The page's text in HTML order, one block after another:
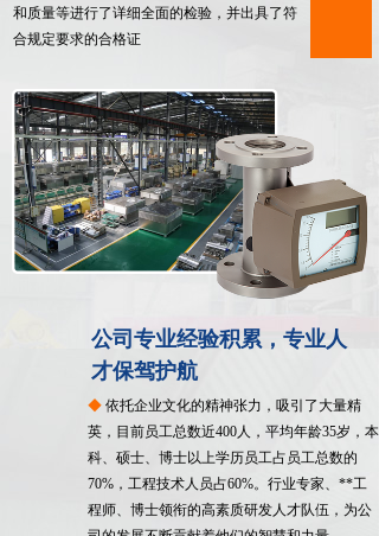
和质量等进行了详细全面的检验，并出具了符
合规定要求的合格证
公司专业经验积累，专业人
才保驾护航
◆ 依托企业文化的精神张力，吸引了大量精
英，目前员工总数近400人，平均年龄35岁，本
科、硕士、博士以上学历员工占员工总数的
70%，工程技术人员占60%。行业专家、**工
程师、博士领衔的高素质研发人才队伍，为公